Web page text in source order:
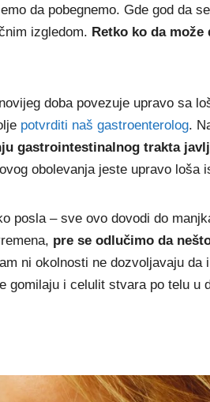
da pobegnemo. Gde god da
izgledom. Retko ko da može
doba povezuje upravo sa
potvrditi naš gastroenterolog.
gastrointestinalnog trakta
obolevanja jeste upravo loša
posla – sve ovo dovodi do
pre se odlučimo da
ni okolnosti ne dozvoljavaju da
gomilaju i celulit stvara po telu u